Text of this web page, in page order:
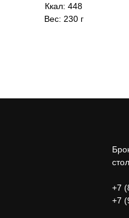
Ккал: 448
Вес: 230 г
+7
+7